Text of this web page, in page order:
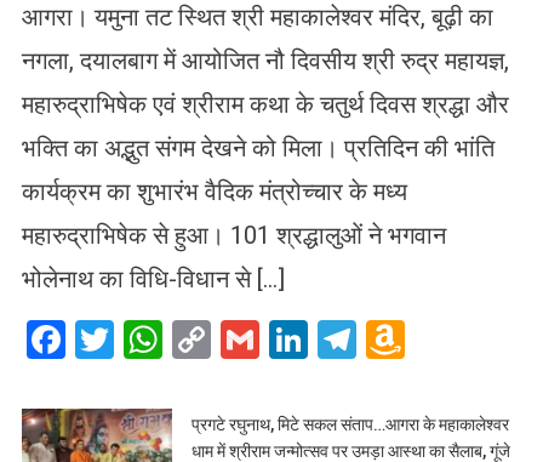
आगरा। यमुना तट स्थित श्री महाकालेश्वर मंदिर, बूढ़ी का
नगला, दयालबाग में आयोजित नौ दिवसीय श्री रुद्र महायज्ञ,
महारुद्राभिषेक एवं श्रीराम कथा के चतुर्थ दिवस श्रद्धा और
भक्ति का अद्भुत संगम देखने को मिला। प्रतिदिन की भांति
कार्यक्रम का शुभारंभ वैदिक मंत्रोच्चार के मध्य
महारुद्राभिषेक से हुआ। 101 श्रद्धालुओं ने भगवान
भोलेनाथ का विधि-विधान से […]
Facebook
Twitter
WhatsApp
CopyGmailLinkedIn
Telegram
List
प्रगटे रघुनाथ, मिटे सकल संताप…आगरा के महाकालेश्वर
धाम में श्रीराम जन्मोत्सव पर उमड़ा आस्था का सैलाब, गूंजे